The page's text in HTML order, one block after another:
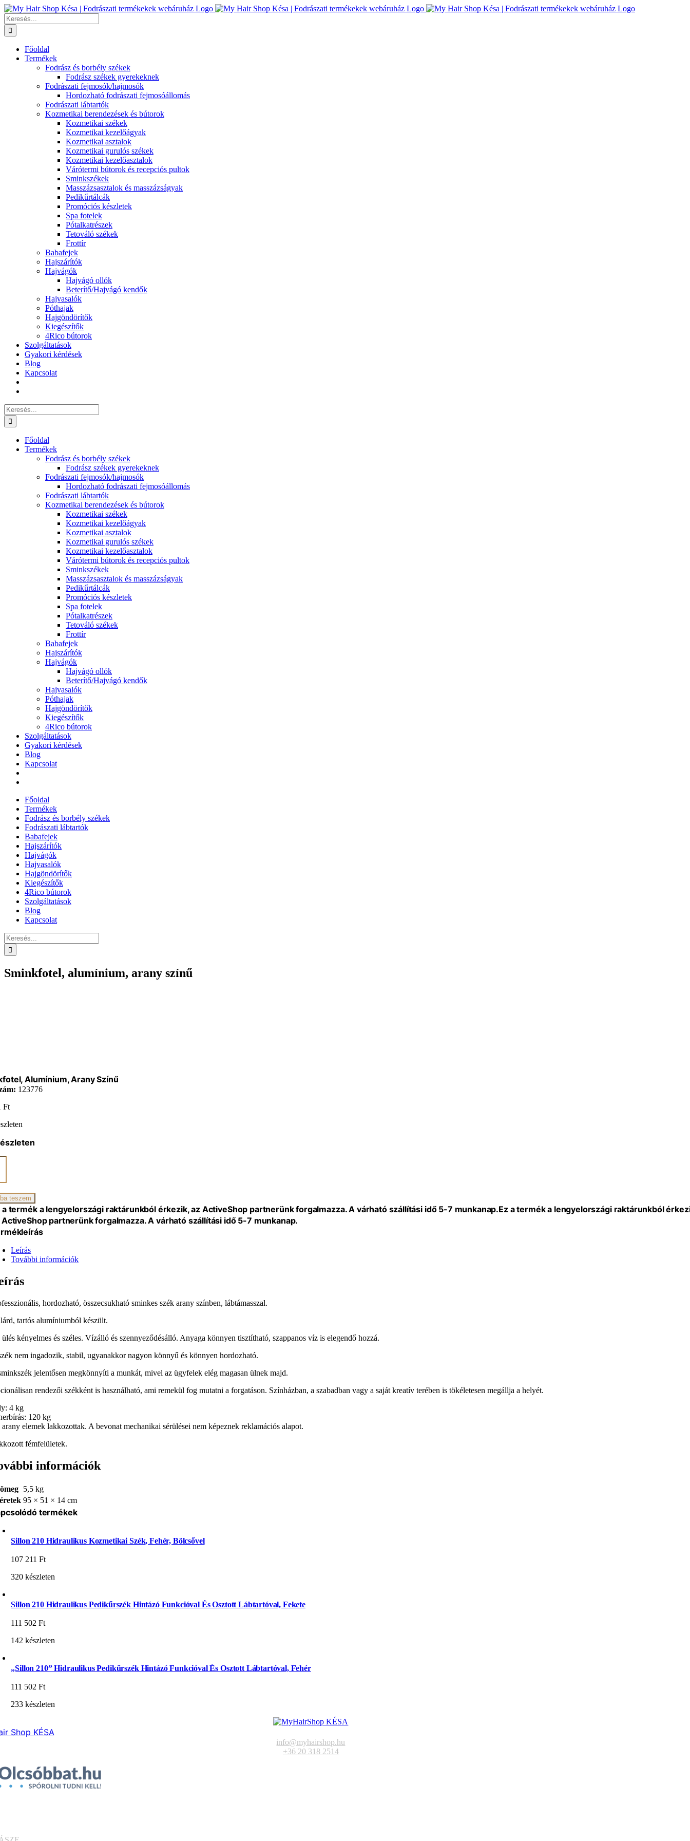
Kihagyás
Keresés...
Főoldal
Termékek
Fodrász és borbély székek
Fodrász székek gyerekeknek
Fodrászati fejmosók/hajmosók
Hordozható fodrászati fejmosóállomás
Fodrászati lábtartók
Kozmetikai berendezések és bútorok
Kozmetikai székek
Kozmetikai kezelőágyak
Kozmetikai asztalok
Kozmetikai gurulós székek
Kozmetikai kezelőasztalok
Várótermi bútorok és recepciós pultok
Sminkszékek
Masszázsasztalok és masszázságyak
Pedikűrtálcák
Promóciós készletek
Spa fotelek
Pótalkatrészek
Tetováló székek
Frottír
Babafejek
Hajszárítók
Hajvágók
Hajvágó ollók
Beterítő/Hajvágó kendők
Hajvasalók
Póthajak
Hajgöndörítők
Kiegészítők
4Rico bútorok
Szolgáltatások
Gyakori kérdések
Blog
Kapcsolat
Keresés...
Főoldal
Termékek
Fodrász és borbély székek
Fodrász székek gyerekeknek
Fodrászati fejmosók/hajmosók
Hordozható fodrászati fejmosóállomás
Fodrászati lábtartók
Kozmetikai berendezések és bútorok
Kozmetikai székek
Kozmetikai kezelőágyak
Kozmetikai asztalok
Kozmetikai gurulós székek
Kozmetikai kezelőasztalok
Várótermi bútorok és recepciós pultok
Sminkszékek
Masszázsasztalok és masszázságyak
Pedikűrtálcák
Promóciós készletek
Spa fotelek
Pótalkatrészek
Tetováló székek
Frottír
Babafejek
Hajszárítók
Hajvágók
Hajvágó ollók
Beterítő/Hajvágó kendők
Hajvasalók
Póthajak
Hajgöndörítők
Kiegészítők
4Rico bútorok
Szolgáltatások
Gyakori kérdések
Blog
Kapcsolat
Főoldal
Termékek
Fodrász és borbély székek
Fodrászati lábtartók
Babafejek
Hajszárítók
Hajvágók
Hajvasalók
Hajgöndörítők
Kiegészítők
4Rico bútorok
Szolgáltatások
Blog
Kapcsolat
Keresés...
Sminkfotel, alumínium, arany színű
Alumínium, Arany Színű
123776
Ft
teszem
a termék a lengyelországi raktárunkból érkezik, az ActiveShop partnerünk forgalmazza. A várható szállítási idő 5-7 munkanap.Ez a termék a lengyelországi raktárunkból
ActiveShop partnerünk forgalmazza. A várható szállítási idő 5-7 munkanap.
Leírás
További információk
hordozható, összecsukható sminkes szék arany színben, lábtámasszal.
tartós alumíniumból készült.
kényelmes és széles. Vízálló és szennyeződésálló. Anyaga könnyen tisztítható, szappanos víz is elegendő hozzá.
nem ingadozik, stabil, ugyanakkor nagyon könnyű és könnyen hordozható.
jelentősen megkönnyíti a munkát, mivel az ügyfelek elég magasan ülnek majd.
rendezői székként is használható, ami remekül fog mutatni a forgatáson. Színházban, a szabadban vagy a saját kreatív terében is tökéletesen megállja a helyét.
4 kg
120 kg
elemek lakkozottak. A bevonat mechanikai sérülései nem képeznek reklamációs alapot.
fémfelületek.
információk
5,5 kg
95 × 51 × 14 cm
termékek
Sillon 210 Hidraulikus Kozmetikai Szék, Fehér, Bölcsővel
107 211Ft
320 készleten
Sillon 210 Hidraulikus Pedikűrszék Hintázó Funkcióval És Osztott Lábtartóval, Fekete
111 502Ft
142 készleten
„Sillon 210” Hidraulikus Pedikűrszék Hintázó Funkcióval És Osztott Lábtartóval, Fehér
111 502Ft
233 készleten
Shop KÉSA
info@myhairshop.hu
+36 20 318 2514